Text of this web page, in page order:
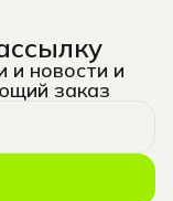
и новости и
заказ